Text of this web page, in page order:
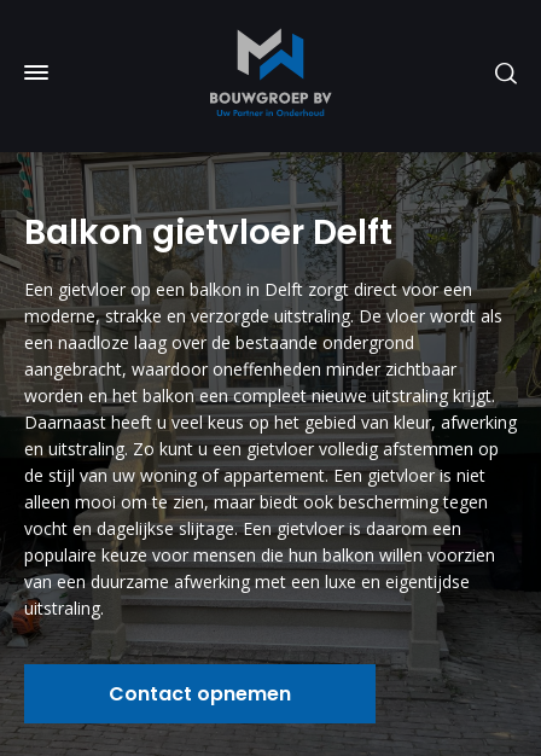
Balkon gietvloer Delft
Een gietvloer op een balkon in Delft zorgt direct voor een
moderne, strakke en verzorgde uitstraling. De vloer wordt als
een naadloze laag over de bestaande ondergrond
aangebracht, waardoor oneffenheden minder zichtbaar
worden en het balkon een compleet nieuwe uitstraling krijgt.
Daarnaast heeft u veel keus op het gebied van kleur, afwerking
en uitstraling. Zo kunt u een gietvloer volledig afstemmen op
de stijl van uw woning of appartement. Een gietvloer is niet
alleen mooi om te zien, maar biedt ook bescherming tegen
vocht en dagelijkse slijtage. Een gietvloer is daarom een
populaire keuze voor mensen die hun balkon willen voorzien
van een duurzame afwerking met een luxe en eigentijdse
uitstraling.
Contact opnemen